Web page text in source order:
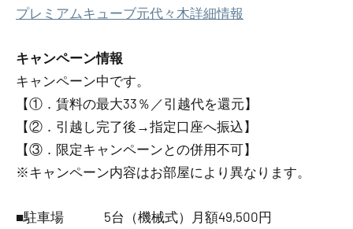
プレミアムキューブ元代々木詳細情報
キャンペーン情報
キャンペーン中です。
【①．賃料の最大33％／引越代を還元】
【②．引越し完了後→指定口座へ振込】
【③．限定キャンペーンとの併用不可】
※キャンペーン内容はお部屋により異なります。
■駐車場 5台（機械式）月額49,500円